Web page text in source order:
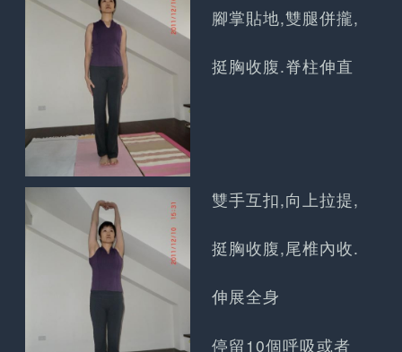
腳掌貼地,雙腿併攏,
挺胸收腹.脊柱伸直
雙手互扣,向上拉提,
挺胸收腹,尾椎內收.
伸展全身
停留10個呼吸或者